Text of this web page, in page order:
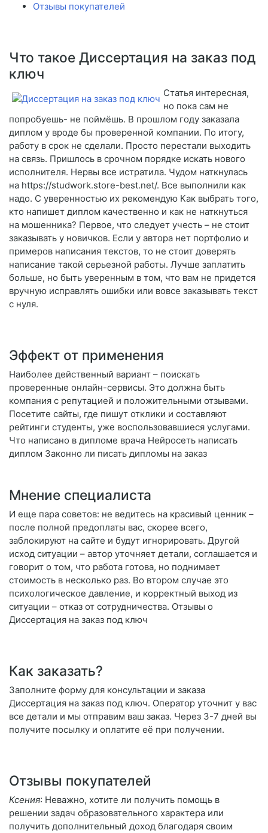
Отзывы покупателей
Что такое Диссертация на заказ под
ключ
Статья интересная,
но пока сам не
попробуешь- не поймёшь. В прошлом году заказала
диплом у вроде бы проверенной компании. По итогу,
работу в срок не сделали. Просто перестали выходить
на связь. Пришлось в срочном порядке искать нового
исполнителя. Нервы все истратила. Чудом наткнулась
на https://studwork.store-best.net/. Все выполнили как
надо. С уверенностью их рекомендую Как выбрать того,
кто напишет диплом качественно и как не наткнуться
на мошенника? Первое, что следует учесть – не стоит
заказывать у новичков. Если у автора нет портфолио и
примеров написания текстов, то не стоит доверять
написание такой серьезной работы. Лучше заплатить
больше, но быть уверенным в том, что вам не придется
вручную исправлять ошибки или вовсе заказывать текст
с нуля.
Эффект от применения
Наиболее действенный вариант – поискать
проверенные онлайн-сервисы. Это должна быть
компания с репутацией и положительными отзывами.
Посетите сайты, где пишут отклики и составляют
рейтинги студенты, уже воспользовавшиеся услугами.
Что написано в дипломе врача Нейросеть написать
диплом Законно ли писать дипломы на заказ
Мнение специалиста
И еще пара советов: не ведитесь на красивый ценник –
после полной предоплаты вас, скорее всего,
заблокируют на сайте и будут игнорировать. Другой
исход ситуации – автор уточняет детали, соглашается и
говорит о том, что работа готова, но поднимает
стоимость в несколько раз. Во втором случае это
психологическое давление, и корректный выход из
ситуации – отказ от сотрудничества. Отзывы о
Диссертация на заказ под ключ
Как заказать?
Заполните форму для консультации и заказа
Диссертация на заказ под ключ. Оператор уточнит у вас
все детали и мы отправим ваш заказ. Через 3-7 дней вы
получите посылку и оплатите её при получении.
Отзывы покупателей
Ксения: Неважно, хотите ли получить помощь в
решении задач образовательного характера или
получить дополнительный доход благодаря своим